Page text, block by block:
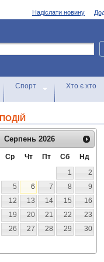
Надіслати новину
Спорт Хто є хто
Серпень 2026
Ср Чт Пт Сб
Нд
1
2
5 6 7 8
9
12 13 14 15
16
19 20 21 22
23
26 27 28 29
30